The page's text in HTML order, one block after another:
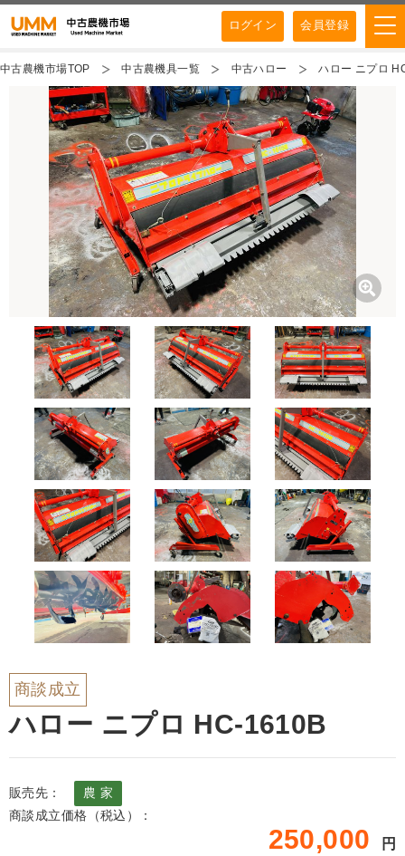
ログイン 会員登録
中古農機市場TOP 中古農機具一覧 中古ハロー ハロー ニプロ
商談成立
ハロー ニプロ HC-1610B
販売先：
農 家
商談成立価格（税込）：
250,000 円